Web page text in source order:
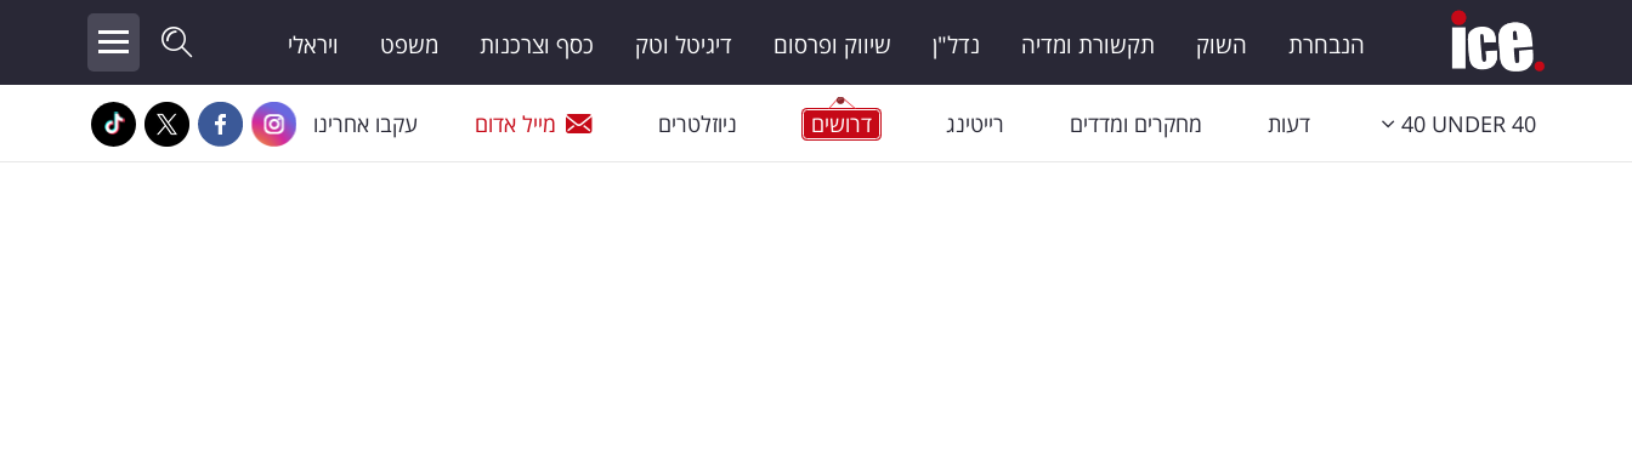
הנבחרת השוק תקשורת ומדיה נדל"ן שיווק ופרסום דיגיטל וטק כסף וצרכנות משפט ויראלי
40 UNDER 40 דעות מחקרים ומדדים רייטינג דרושים ניוזלטרים מייל אדום עקבו אחרינו